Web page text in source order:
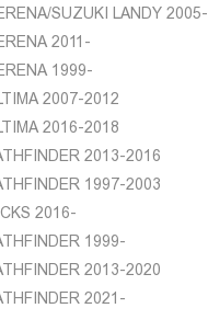
SUZUKI LANDY 2005-
2011-
1999-
2007-2012
2016-2018
2013-2016
1997-2003
2016-
1999-
2013-2020
2021-